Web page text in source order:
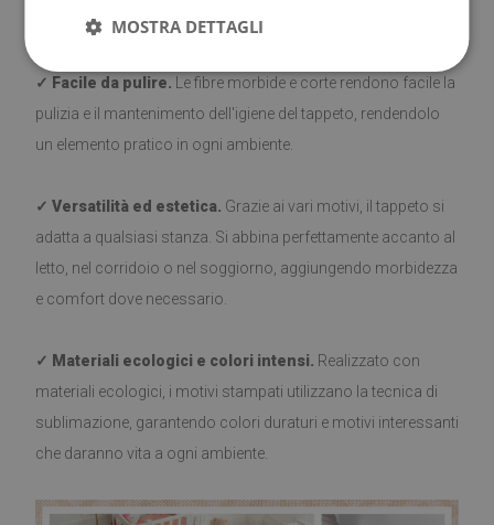
pulita e asciutta.
✓ Facile da pulire. Le fibre morbide e corte rendono facile la
pulizia e il mantenimento dell'igiene del tappeto, rendendolo
un elemento pratico in ogni ambiente.
✓ Versatilità ed estetica. Grazie ai vari motivi, il tappeto si
adatta a qualsiasi stanza. Si abbina perfettamente accanto al
letto, nel corridoio o nel soggiorno, aggiungendo morbidezza
e comfort dove necessario.
✓ Materiali ecologici e colori intensi. Realizzato con
materiali ecologici, i motivi stampati utilizzano la tecnica di
sublimazione, garantendo colori duraturi e motivi interessanti
che daranno vita a ogni ambiente.
MOSTRA DETTAGLI